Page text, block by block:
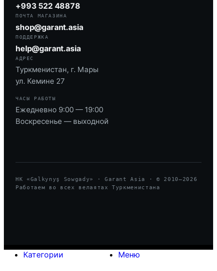
+993 522 48878
ПОЧТА МАГАЗИНА
shop@garant.asia
ПОДДЕРЖКА
help@garant.asia
АДРЕС
Туркменистан, г. Мары
ул. Кемине 27
ЧАСЫ РАБОТЫ
Ежедневно 9:00 — 19:00
Воскресенье — выходной
HK «Galkynyş Sowgady» · Garant Asia · © 2010—2026
Работаем во всех велаятах Туркменистана
Меню
Категории